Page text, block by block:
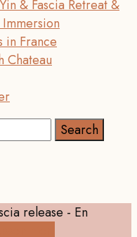
& Fascia Retreat &
in France
Chateau
release - En